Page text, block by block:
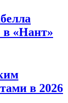
в «Нант»
в 2026